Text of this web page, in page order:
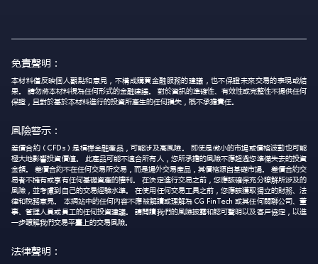
免責聲明：
本材料僅反映個人觀點和意見，不構成購買金融服務的建議，也不保證未來交易的表現或結
果。 請勿將本材料視為任何形式的金融建議。 對於資訊的準確性、有效性或完整性不提供任何
保證，且對於基於本材料進行的投資所產生的任何損失，概不承擔責任。
風險警示：
差價合約（CFDs）是槓桿金融產品，可能涉及高風險。 即使是微小的市場或價格波動也可能
極大地影響投資價值。 此產品可能不適合所有人，您所承擔的風險不應超過您準備失去的投資
金額。 差價合約不在任何交易所交易，而是場外交易產品，其價格源自基礎市場。 差價合約交
易者不擁有或享有任何基礎資產的權利。 在決定進行交易之前，您應該確保充分瞭解所涉及的
風險，並考慮到自己的交易經驗水準。 在使用任何交易工具之前，您應該獲取獨立的財務、法
律和稅務意見。 本網站中的任何內容不應被解讀或理解為 CG FinTech 或其任何關聯公司、董
事、管理人員或員工的任何投資建議。 請閱讀我們的風險披露和認可聲明以及客戶協定，以進
一步瞭解我們交易平臺上的交易風險。
法律聲明：